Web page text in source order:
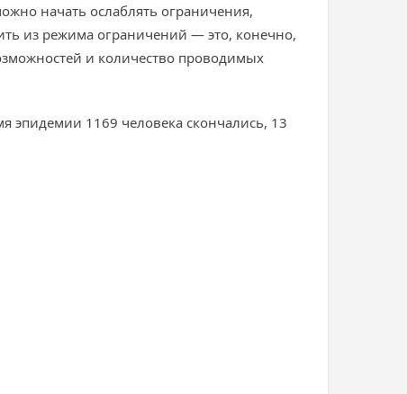
начать ослаблять ограничения,
из режима ограничений — это, конечно,
и количество проводимых
эпидемии 1169 человека скончались, 13